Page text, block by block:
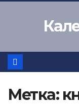
Метка: